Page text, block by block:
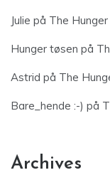
Julie på The
Hunger tøsen på
Astrid på The
Bare_hende :-) på
Archives